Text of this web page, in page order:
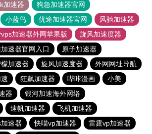
加速器
狗急加速器官网
小蓝鸟 优途加速器官网
风驰加速器
加速器外网苹果版
旋风加速度器
速器官网入口
原子加速器
加速器 旋风加速度器
外网网址导航
狂飙加速器 哔咔漫画
小美
器
银河加速海外网络
速帆加速器
飞机加速器
速器 快喵vp加速器
雷霆vp加速器